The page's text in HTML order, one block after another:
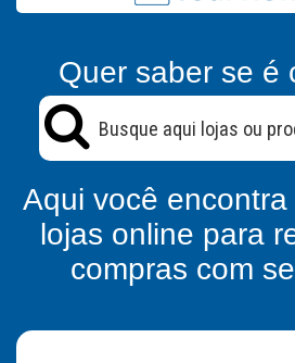
Quer saber se é
Aqui você
lojas online para
compras com